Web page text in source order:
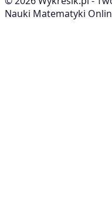
Nauki Matematyki